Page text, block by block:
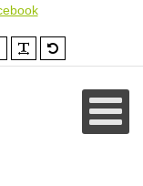
Schrift
größer